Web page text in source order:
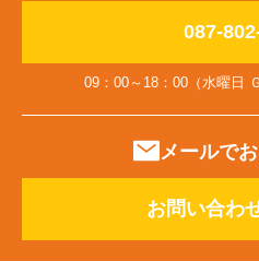
087-
09：00～18：00（水曜日
メールで
お問い合わ